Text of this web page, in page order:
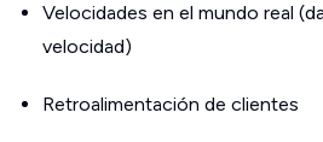
Velocidades en el mundo real
velocidad)
Retroalimentación de clientes